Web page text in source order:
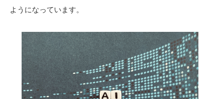
ようになっています。